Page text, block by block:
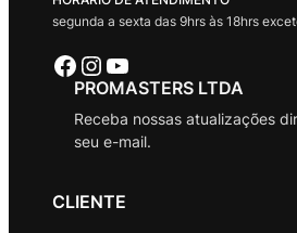
segunda a sexta das 9hrs às 18hrs
Facebook Instagram Youtube
PROMASTERS LTDA
Receba nossas atualizações
seu e-mail.
CLIENTE